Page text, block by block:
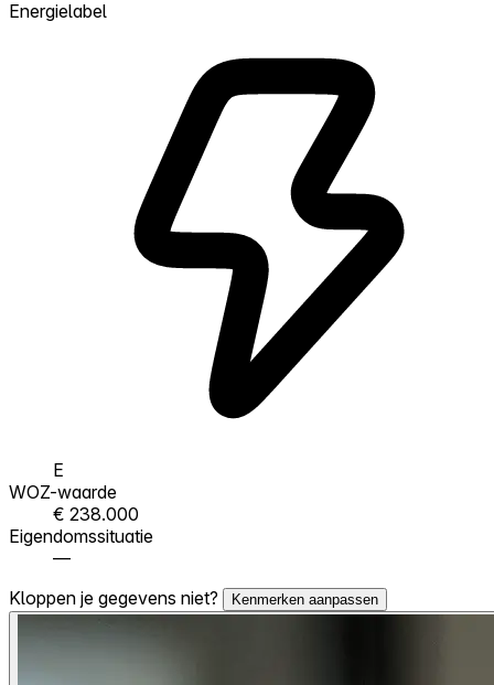
Energielabel
E
WOZ-waarde
€ 238.000
Eigendomssituatie
—
Kloppen je gegevens niet?
Kenmerken aanpassen